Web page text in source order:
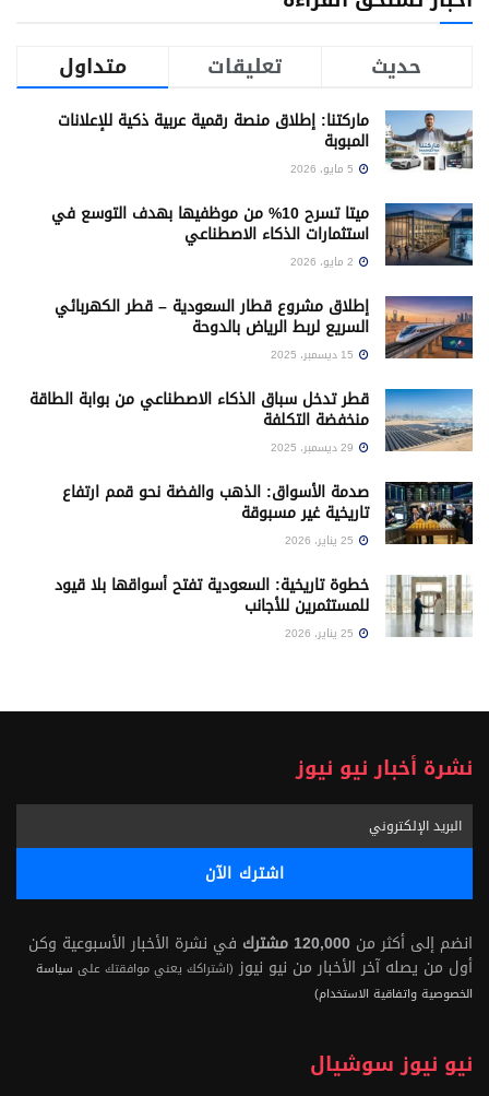
متداول
تعليقات حديث
ماركتنا: إطلاق منصة رقمية عربية ذكية للإعلانات
المبوبة
ميتا تسرح 10% من موظفيها بهدف التوسع في
استثمارات الذكاء الاصطناعي
إطلاق مشروع قطار السعودية – قطر الكهربائي
السريع لربط الرياض بالدوحة
قطر تدخل سباق الذكاء الاصطناعي من بوابة الطاقة
منخفضة التكلفة
صدمة الأسواق: الذهب والفضة نحو قمم ارتفاع
تاريخية غير مسبوقة
خطوة تاريخية: السعودية تفتح أسواقها بلا قيود
للمستثمرين للأجانب
نشرة أخبار نيو نيوز
انضم إلى أكثر من 120,000 مشترك
في نشرة الأخبار الأسبوعية وكن
أول من يصله آخر الأخبار من نيو نيوز (اشتراكك يعني موافقتك على سياسة
الخصوصية واتفاقية الاستخدام)
نيو نيوز سوشيال